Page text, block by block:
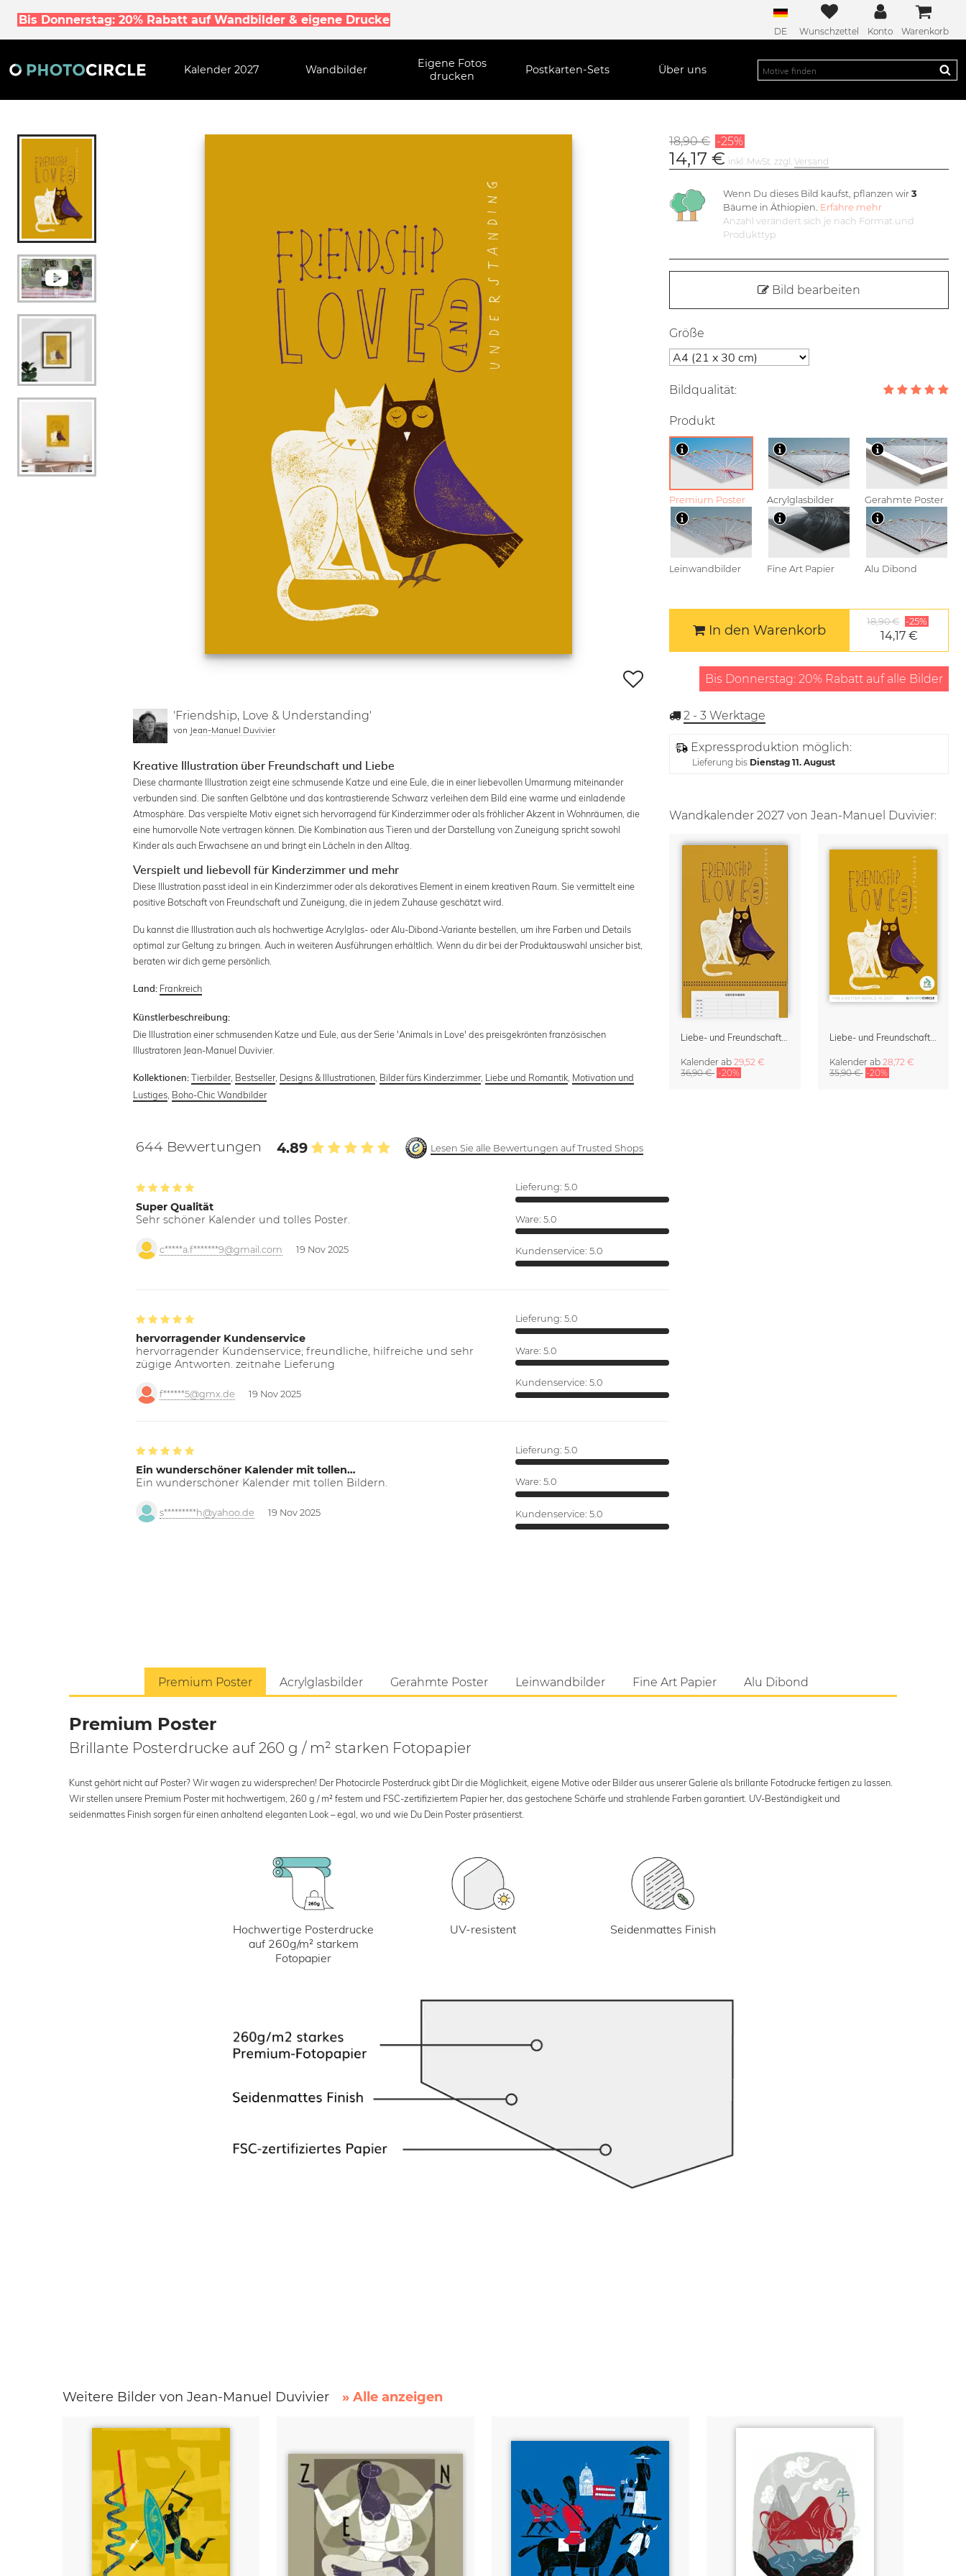
Bis Donnerstag: 20% Rabatt auf Wandbilder & eigene Drucke
DE Wunschzettel Konto Warenkorb
Kalender 2027 Wandbilder
Eigene Fotos
drucken
Postkarten-Sets Über uns
'Friendship, Love & Understanding'
von Jean-Manuel Duvivier
Kreative Illustration über Freundschaft und Liebe
Diese charmante Illustration zeigt eine schmusende Katze und eine Eule, die in einer liebevollen Umarmung miteinander
verbunden sind. Die sanften Gelbtöne und das kontrastierende Schwarz verleihen dem Bild eine warme und einladende
Atmosphäre. Das verspielte Motiv eignet sich hervorragend für Kinderzimmer oder als fröhlicher Akzent in Wohnräumen, die
eine humorvolle Note vertragen können. Die Kombination aus Tieren und der Darstellung von Zuneigung spricht sowohl
Kinder als auch Erwachsene an und bringt ein Lächeln in den Alltag.
Verspielt und liebevoll für Kinderzimmer und mehr
Diese Illustration passt ideal in ein Kinderzimmer oder als dekoratives Element in einem kreativen Raum. Sie vermittelt eine
positive Botschaft von Freundschaft und Zuneigung, die in jedem Zuhause geschätzt wird.
Du kannst die Illustration auch als hochwertige Acrylglas- oder Alu-Dibond-Variante bestellen, um ihre Farben und Details
optimal zur Geltung zu bringen. Auch in weiteren Ausführungen erhältlich. Wenn du dir bei der Produktauswahl unsicher bist,
beraten wir dich gerne persönlich.
Land: Frankreich
Künstlerbeschreibung:
Die Illustration einer schmusenden Katze und Eule, aus der Serie 'Animals in Love' des preisgekrönten französischen
Illustratoren Jean-Manuel Duvivier.
Kollektionen: Tierbilder, Bestseller, Designs & Illustrationen Bilder fürs Kinderzimmer, Liebe und Romantik Motivation und
Lustiges Boho-Chic Wandbilder
644 Bewertungen 4.89 Lesen Sie alle Bewertungen auf Trusted Shops
Super Qualität
Sehr schöner Kalender und tolles Poster.
c*****a.f*******9@gmail.com 19 Nov 2025
Lieferung: 5.0
Ware: 5.0
Kundenservice: 5.0
hervorragender Kundenservice
hervorragender Kundenservice; freundliche, hilfreiche und sehr
zügige Antworten. zeitnahe Lieferung
f******5@gmx.de 19 Nov 2025
Lieferung: 5.0
Ware: 5.0
Kundenservice: 5.0
Ein wunderschöner Kalender mit tollen…
Ein wunderschöner Kalender mit tollen Bildern.
s*********h@yahoo.de 19 Nov 2025
Lieferung: 5.0
Ware: 5.0
Kundenservice: 5.0
18,90 € -25%
14,17 € inkl. MwSt. zzgl.Versand
Wenn Du dieses Bild kaufst, pflanzen wir3
Bäume in Äthiopien. Erfahre mehr
Anzahl verändert sich je nach Format und
Produkttyp
Bild bearbeiten
Größe
Bildqualität:
Produkt
Premium Poster Acrylglasbilder Gerahmte Poster
Leinwandbilder Fine Art Papier Alu Dibond
In den Warenkorb
18,90 € -25%
14,17 €
Bis Donnerstag: 20% Rabatt auf alle Bilder
2 - 3 Werktage
Expressproduktion möglich:
Lieferung bis Dienstag 11. August
Wandkalender 2027 von Jean-Manuel Duvivier:
Liebe- und Freundschaft Familienplaner & Klappkalender 2027
Kalender ab29,52 €
36,90 € -20%
Liebe- und Freundschaft Kalender 2027 – Friendship, Love & Understanding
Kalenderab 28,72 €
35,90 € -20%
Premium Poster Acrylglasbilder Gerahmte Poster Leinwandbilder Fine Art Papier Alu Dibond
Premium Poster
Brillante Posterdrucke auf 260 g / m² starken Fotopapier
Kunst gehört nicht auf Poster? Wir wagen zu widersprechen! Der Photocircle Posterdruck gibt Dir die Möglichkeit, eigene Motive oder Bilder aus unserer Galerie als brillante Fotodrucke fertigen zu lassen.
Wir stellen unsere Premium Poster mit hochwertigem, 260 g / m² festem und FSC-zertifiziertem Papier her, das gestochene Schärfe und strahlende Farben garantiert. UV-Beständigkeit und
seidenmattes Finish sorgen für einen anhaltend eleganten Look – egal, wo und wie Du Dein Poster präsentierst.
Hochwertige Posterdrucke
auf 260g/m² starkem
Fotopapier
UV-resistent Seidenmattes Finish
Weitere Bilder von Jean-Manuel Duvivier » Alle anzeigen